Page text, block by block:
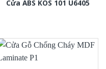
Cửa ABS KOS 101 U6405